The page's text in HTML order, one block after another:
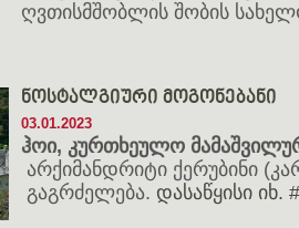
ღვთისმშობლის შობის
ნოსტალგიური მოგონებანი
03.01.2023
ჰოი, კურთხეულო
არქიმანდრიტი ქერუბინი
გაგრძელება. დასაწყისი იხ.